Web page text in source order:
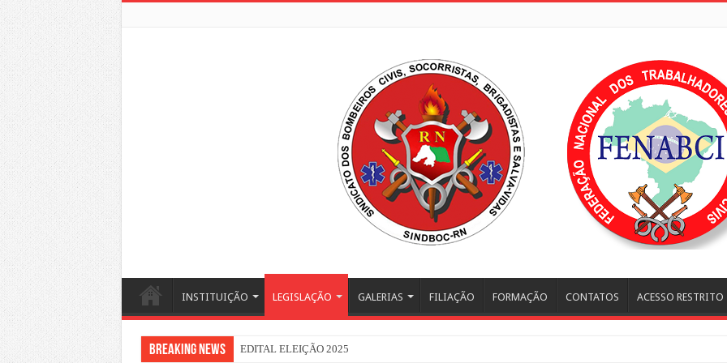
INSTITUIÇÃO LEGISLAÇÃO GALERIAS FILIAÇÃO FORMAÇÃO CONTATOS ACESSO RESTRITO
Breaking News EDITAL ELEIÇÃO 2025